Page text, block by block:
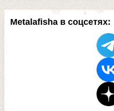
Metalafisha в соцсетях: